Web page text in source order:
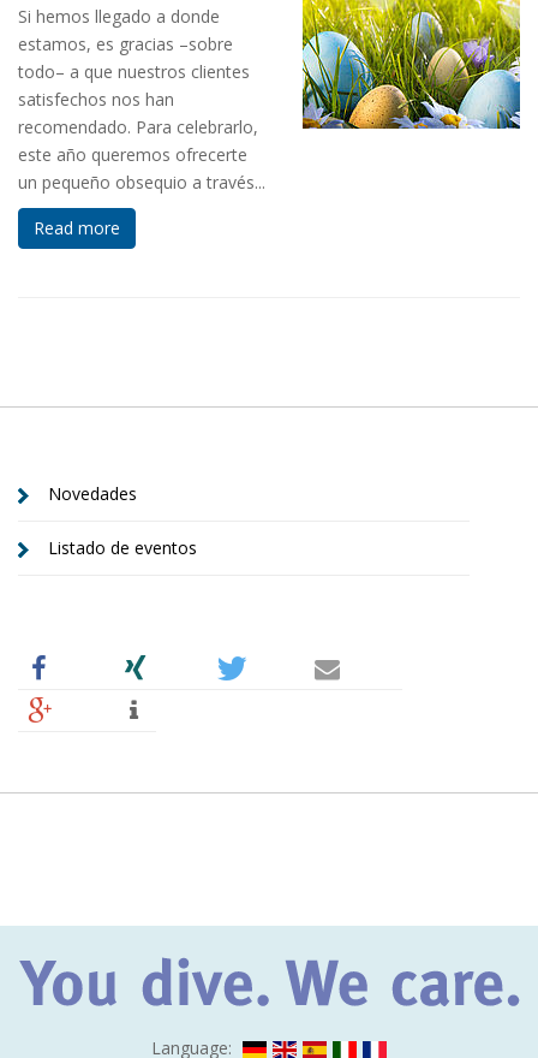
Si hemos llegado a donde
estamos, es gracias –sobre
todo– a que nuestros clientes
satisfechos nos han
recomendado. Para celebrarlo,
este año queremos ofrecerte
un pequeño obsequio a través...
Read more
Novedades
Listado de eventos
Language: